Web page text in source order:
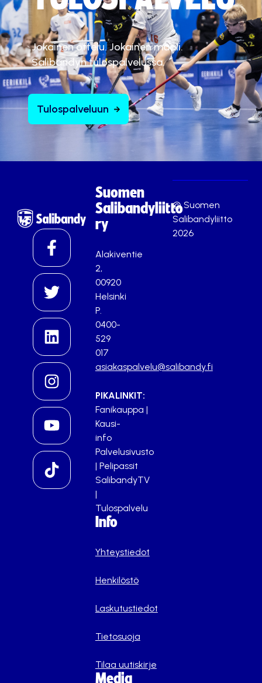
Jokainen ottelu. Jokainen maali.
Salibandyn tulospalvelussa.
Tulospalveluun
Suomen
Salibandyliitto
ry
Alakiventie
2,
00920
Helsinki
P.
0400-
529
017
asiakaspalvelu@salibandy.fi
PIKALINKIT:
Fanikauppa |
Kausi-
info
Palvelusivusto
| Pelipassit
SalibandyTV
|
Tulospalvelu
Info
Yhteystiedot
Henkilöstö
Laskutustiedot
Tietosuoja
Tilaa uutiskirje
Media
© Suomen
Salibandyliitto
2026